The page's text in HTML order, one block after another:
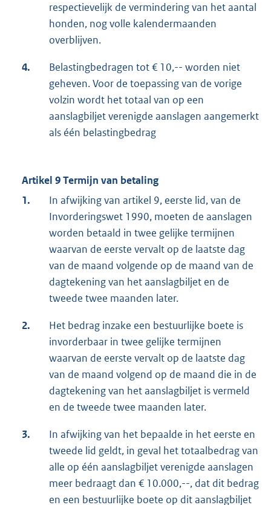
respectievelijk de vermindering van het aantal
honden, nog volle kalendermaanden
overblijven.
4.
Belastingbedragen tot € 10,-- worden niet
geheven. Voor de toepassing van de vorige
volzin wordt het totaal van op een
aanslagbiljet verenigde aanslagen aangemerkt
als één belastingbedrag
Artikel 9 Termijn van betaling
1.
In afwijking van artikel 9, eerste lid, van de
Invorderingswet 1990, moeten de aanslagen
worden betaald in twee gelijke termijnen
waarvan de eerste vervalt op de laatste dag
van de maand volgende op de maand van de
dagtekening van het aanslagbiljet en de
tweede twee maanden later.
2.
Het bedrag inzake een bestuurlijke boete is
invorderbaar in twee gelijke termijnen
waarvan de eerste vervalt op de laatste dag
van de maand volgend op de maand die in de
dagtekening van het aanslagbiljet is vermeld
en de tweede twee maanden later.
3.
In afwijking van het bepaalde in het eerste en
tweede lid geldt, in geval het totaalbedrag van
alle op één aanslagbiljet verenigde aanslagen
meer bedraagt dan € 10.000,--, dat dit bedrag
en een bestuurlijke boete op dit aanslagbiljet